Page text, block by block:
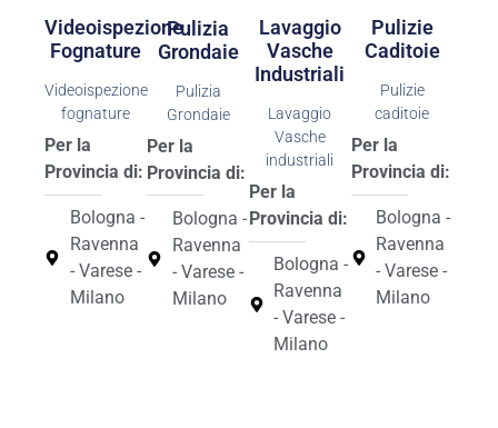
Videoispezione
Fognature
Videoispezione
fognature
Per la
Provincia di:
Bologna -
Ravenna
- Varese -
Milano
Pulizia
Grondaie
Pulizia
Grondaie
Per la
Provincia di:
Bologna -
Ravenna
- Varese -
Milano
Lavaggio
Vasche
Industriali
Lavaggio
Vasche
industriali
Per la
Provincia di:
Bologna -
Ravenna
- Varese -
Milano
Pulizie
Caditoie
Pulizie
caditoie
Per la
Provincia di:
Bologna -
Ravenna
- Varese -
Milano